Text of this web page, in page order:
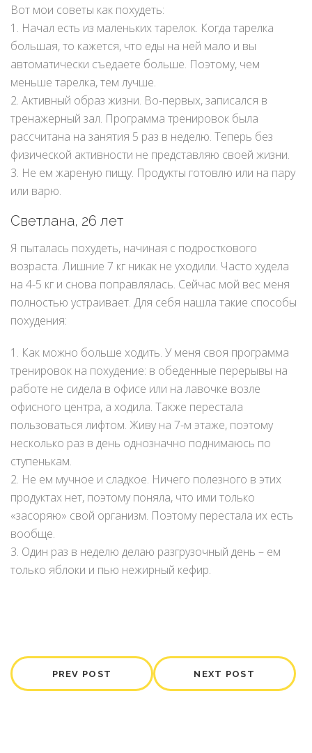
Вот мои советы как похудеть:
1. Начал есть из маленьких тарелок. Когда тарелка
большая, то кажется, что еды на ней мало и вы
автоматически съедаете больше. Поэтому, чем
меньше тарелка, тем лучше.
2. Активный образ жизни. Во-первых, записался в
тренажерный зал. Программа тренировок была
рассчитана на занятия 5 раз в неделю. Теперь без
физической активности не представляю своей жизни.
3. Не ем жареную пищу. Продукты готовлю или на пару
или варю.
Светлана, 26 лет
Я пыталась похудеть, начиная с подросткового
возраста. Лишние 7 кг никак не уходили. Часто худела
на 4-5 кг и снова поправлялась. Сейчас мой вес меня
полностью устраивает. Для себя нашла такие способы
похудения:
1. Как можно больше ходить. У меня своя программа
тренировок на похудение: в обеденные перерывы на
работе не сидела в офисе или на лавочке возле
офисного центра, а ходила. Также перестала
пользоваться лифтом. Живу на 7-м этаже, поэтому
несколько раз в день однозначно поднимаюсь по
ступенькам.
2. Не ем мучное и сладкое. Ничего полезного в этих
продуктах нет, поэтому поняла, что ими только
«засоряю» свой организм. Поэтому перестала их есть
вообще.
3. Один раз в неделю делаю разгрузочный день – ем
только яблоки и пью нежирный кефир.
PREV POST NEXT POST